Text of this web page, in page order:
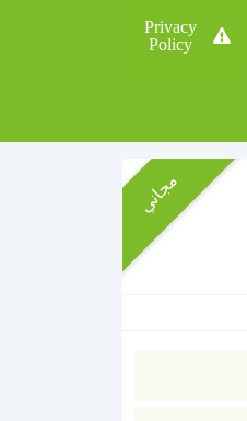
Privacy
Policy
مجاني